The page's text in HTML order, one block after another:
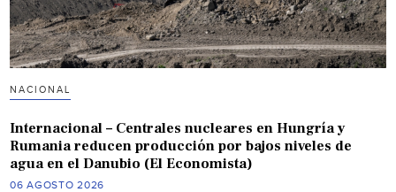
NACIONAL
Internacional – Centrales nucleares en Hungría y
Rumania reducen producción por bajos niveles de
agua en el Danubio (El Economista)
06 AGOSTO 2026